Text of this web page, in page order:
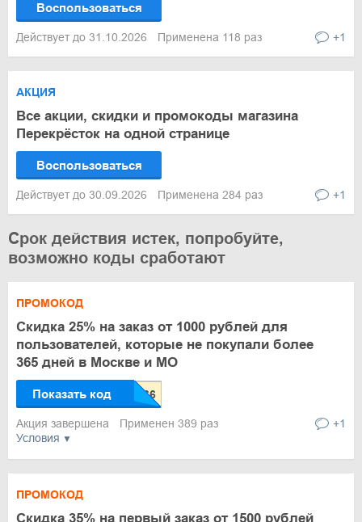
Воспользоваться
Действует до 31.10.2026 Применена 118 раз +1
АКЦИЯ
Все акции, скидки и промокоды магазина
Перекрёсток на одной странице
Воспользоваться
Действует до 30.09.2026 Применена 284 раз +1
Срок действия истек, попробуйте,
возможно коды сработают
Условия
ПРОМОКОД
Скидка 25% на заказ от 1000 рублей для
пользователей, которые не покупали более
365 дней в Москве и МО
Показать код
Акция завершена Применен 389 раз +1
ПРОМОКОД
Скидка 35% на первый заказ от 1500 рублей